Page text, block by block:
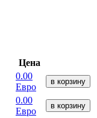
Цена
0.00
Евро
в корзину
0.00
Евро
в корзину